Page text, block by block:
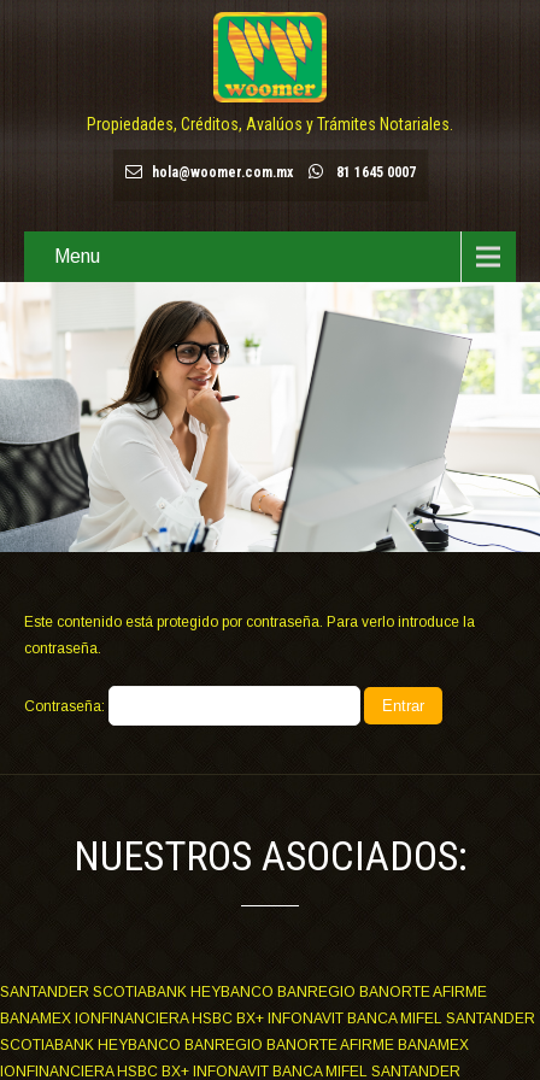
Propiedades, Créditos, Avalúos y Trámites Notariales.
hola@woomer.com.mx 81 1645 0007
Menu
Este contenido está protegido por contraseña. Para verlo introduce la
contraseña.
Contraseña:
NUESTROS ASOCIADOS:
SANTANDER SCOTIABANK HEYBANCO BANREGIO BANORTE AFIRME
BANAMEX IONFINANCIERA HSBC BX+ INFONAVIT BANCA MIFEL SANTANDER
SCOTIABANK HEYBANCO BANREGIO BANORTE AFIRME BANAMEX
IONFINANCIERA HSBC BX+ INFONAVIT BANCA MIFEL SANTANDER